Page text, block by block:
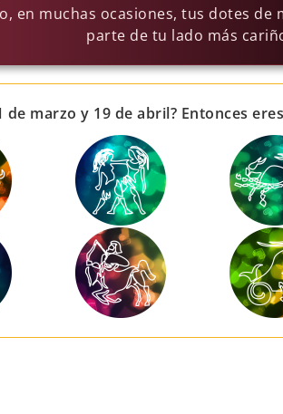
en muchas ocasiones, tus dotes
parte de tu lado más
de marzo y 19 de abril? Entonces